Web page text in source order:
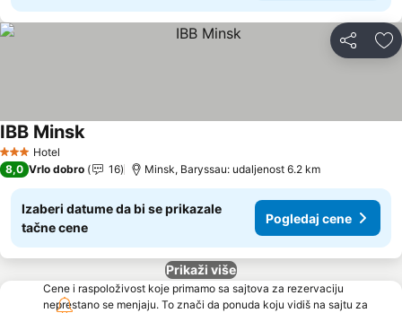
Deli
3 Zvezdice
Hotel
IBB Minsk
8,0 Vrlo dobro 16 Minsk, Baryssau: udaljenost 6.2 km
Izaberi datume da bi se prikazale
tačne cene
Pogledaj cene
Prikaži više
Cene i raspoloživost koje primamo sa sajtova za rezervaciju
neprestano se menjaju. To znači da ponuda koju vidiš na sajtu za